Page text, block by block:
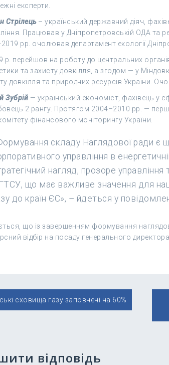
експерти.
Стрілець– український державний діяч,
Працював у Дніпропетровській ОДА та
рр. очолював департамент екології
р. перейшов на роботу до центральних
та захисту довкілля, а згодом — у
довкілля та природних ресурсів України.
Зубрій — український економіст, фахівець у
2 рангу. Протягом 2004–2010 рр. —
фінансового моніторингу України.
складу Наглядової ради є
управління в
нагляд, прозоре
що має важливе значення для
до країн ЄС», – йдеться у
що із завершенням формування
відбір на посаду генерального
сховища газу заповнені на 60%
відповідь